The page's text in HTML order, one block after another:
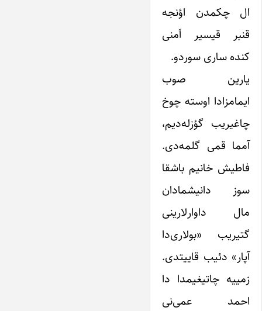
ال چکمدن اؤنجه
قنبر قیسیر اَمنی
کنده ساری سوردو.
یارین صوب
ایمامزادا اوسته چوخ
چاغیریب گؤزله‌دیم،
آمما قمی گلمه‌دی.
فاطیش خانیم باشقا
سوز دانیشمادان
مال داوارلارینی
گتیریب «بولاری‌دا
آپار» دئیب قاییتدی.
زمییه چاتیغیمدا دا
احمد عمی‌نی